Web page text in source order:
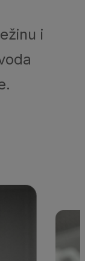
i